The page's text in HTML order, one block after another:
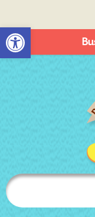
Abrir barra de herramientas